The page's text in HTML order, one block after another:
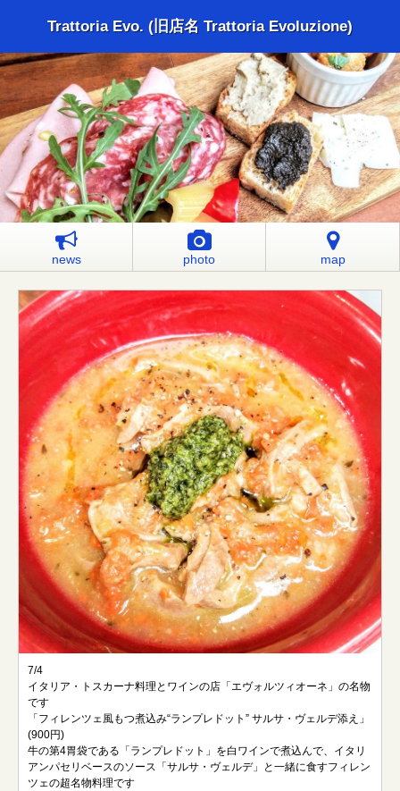
Trattoria Evo. (旧店名 Trattoria Evoluzione)
news photo map
7/4
イタリア・トスカーナ料理とワインの店「エヴォルツィオーネ」の名物
です
「フィレンツェ風もつ煮込み“ランプレドット” サルサ・ヴェルデ添え」
(900円)
牛の第4胃袋である「ランプレドット」を白ワインで煮込んで、イタリ
アンパセリベースのソース「サルサ・ヴェルデ」と一緒に食すフィレン
ツェの超名物料理です